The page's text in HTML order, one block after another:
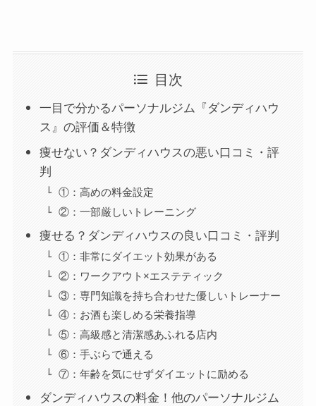
目次
一目で分かるパーソナルジム『ダンディハウ
ス』の評価＆特徴
痩せない？ダンディハウスの悪い口コミ・評
判
①：高めの料金設定
②：一部厳しいトレーニング
痩せる？ダンディハウスの良い口コミ・評判
①：非常にダイエット効果がある
②：ワークアウト×エステティック
③：専門知識を持ち合わせた優しいトレーナー
④：お酒も楽しめる栄養指導
⑤：高級感と清潔感あふれる店内
⑥：手ぶらで通える
⑦：年齢を気にせずダイエットに励める
ダンディハウスの料金！他のパーソナルジム